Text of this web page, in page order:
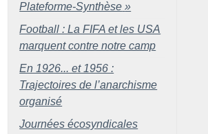
Plateforme-Synthèse »
Football : La FIFA et les USA
marquent contre notre camp
En 1926... et 1956 :
Trajectoires de l’anarchisme
organisé
Journées écosyndicales